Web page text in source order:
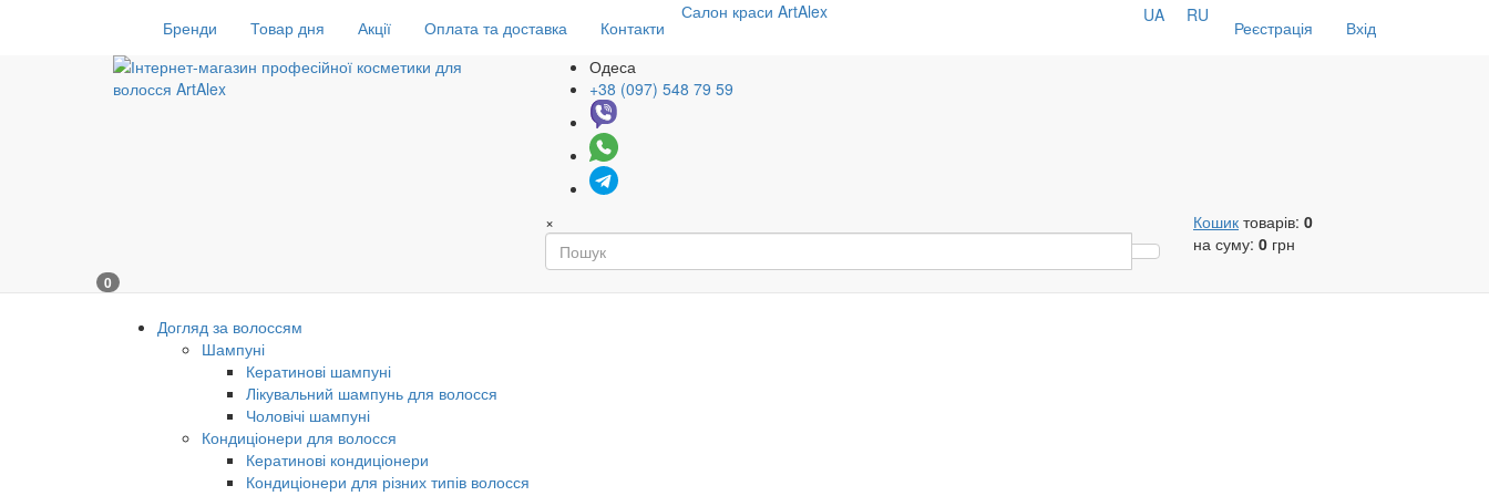
Бренди Товар дня Акції Оплата та доставка Контакти
Салон краси ArtAlex
Реєстрація Вхід
UA RU
Одеса
+38 (097) 548 79 59
× Кошик товарів: 0
на суму: 0 грн
0
Догляд за волоссям
Шампуні
Кератинові шампуні
Лікувальний шампунь для волосся
Чоловічі шампуні
Кондиціонери для волосся
Кератинові кондиціонери
Кондиціонери для різних типів волосся